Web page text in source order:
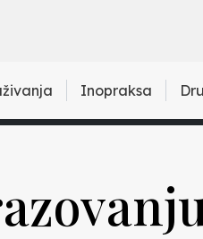
Inopraksa